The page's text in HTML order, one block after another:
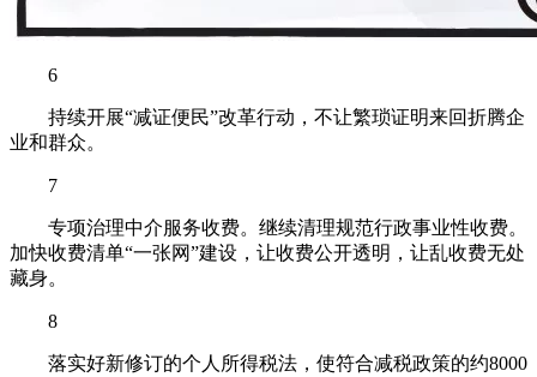
6
持续开展“减证便民”改革行动，不让繁琐证明来回折腾企
业和群众。
7
专项治理中介服务收费。继续清理规范行政事业性收费。
加快收费清单“一张网”建设，让收费公开透明，让乱收费无处
藏身。
8
落实好新修订的个人所得税法，使符合减税政策的约8000